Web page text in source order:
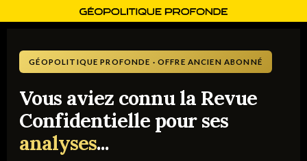
GÉOPOLITIQUE PROFONDE · OFFRE ANCIEN ABONNÉ
Vous aviez connu la Revue
Confidentielle pour ses
analyses...